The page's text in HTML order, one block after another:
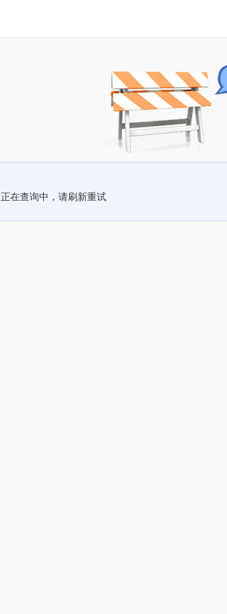
正在查询中，请刷新重试